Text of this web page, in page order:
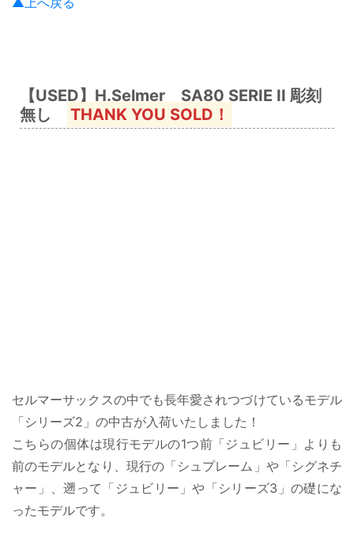
【USED】H.Selmer SA80 SERIE II 彫刻
無し
THANK YOU SOLD！
セルマーサックスの中でも長年愛されつづけているモデル
「シリーズ2」の中古が入荷いたしました！
こちらの個体は現行モデルの1つ前「ジュビリー」よりも
前のモデルとなり、現行の「シュプレーム」や「シグネチ
ャー」、遡って「ジュビリー」や「シリーズ3」の礎にな
ったモデルです。